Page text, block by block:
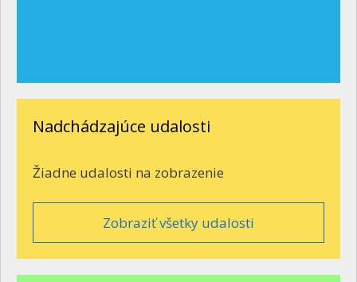
Nadchádzajúce udalosti
Žiadne udalosti na zobrazenie
Zobraziť všetky udalosti